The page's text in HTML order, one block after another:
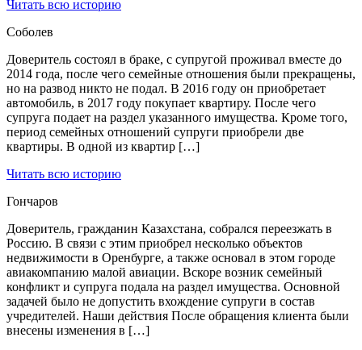
Читать всю историю
Соболев
Доверитель состоял в браке, с супругой проживал вместе до
2014 года, после чего семейные отношения были прекращены,
но на развод никто не подал. В 2016 году он приобретает
автомобиль, в 2017 году покупает квартиру. После чего
супруга подает на раздел указанного имущества. Кроме того,
период семейных отношений супруги приобрели две
квартиры. В одной из квартир […]
Читать всю историю
Гончаров
Доверитель, гражданин Казахстана, собрался переезжать в
Россию. В связи с этим приобрел несколько объектов
недвижимости в Оренбурге, а также основал в этом городе
авиакомпанию малой авиации. Вскоре возник семейный
конфликт и супруга подала на раздел имущества. Основной
задачей было не допустить вхождение супруги в состав
учредителей. Наши действия После обращения клиента были
внесены изменения в […]